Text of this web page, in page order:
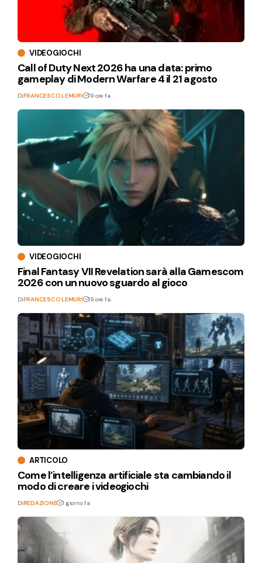
VIDEOGIOCHI
Call of Duty Next 2026 ha una data: primo
gameplay di Modern Warfare 4 il 21 agosto
DiFRANCESCO LEMURI 19 ore fa
VIDEOGIOCHI
Final Fantasy VII Revelation sarà alla Gamescom
2026 con un nuovo sguardo al gioco
DiFRANCESCO LEMURI 19 ore fa
ARTICOLO
Come l’intelligenza artificiale sta cambiando il
modo di creare i videogiochi
DiREDAZIONE 1 giorno fa